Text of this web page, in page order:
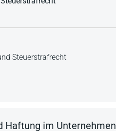
Steuerstrafrecht
Haftung im Unternehmen